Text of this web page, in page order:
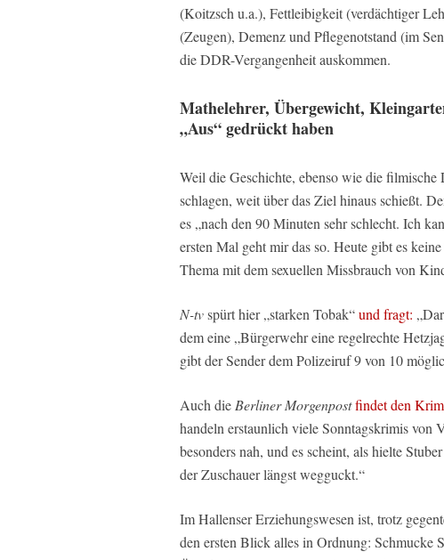
(Koitzsch u.a.), Fettleibigkeit (verdächtiger
(Zeugen), Demenz und Pflegenotstand (im
die DDR-Vergangenheit auskommen.
Mathelehrer, Übergewicht,
„Aus“ gedrückt haben
Weil die Geschichte, ebenso wie die
schlagen, weit über das Ziel hinaus schießt.
es „nach den 90 Minuten sehr schlecht. Ich
ersten Mal geht mir das so. Heute gibt es
Thema mit dem sexuellen Missbrauch von
N-tvspürt hier „starken Tobak“und fragt:
dem eine „Bürgerwehr eine regelrechte
gibt der Sender dem Polizeiruf 9 von 10
Auch die Berliner Morgenpostfindet den
handeln erstaunlich viele Sonntagskrimis von
besonders nah, und es scheint, als hielte
der Zuschauer längst wegguckt.“
Im Hallenser Erziehungswesen ist, trotz
den ersten Blick alles in Ordnung: Schmucke